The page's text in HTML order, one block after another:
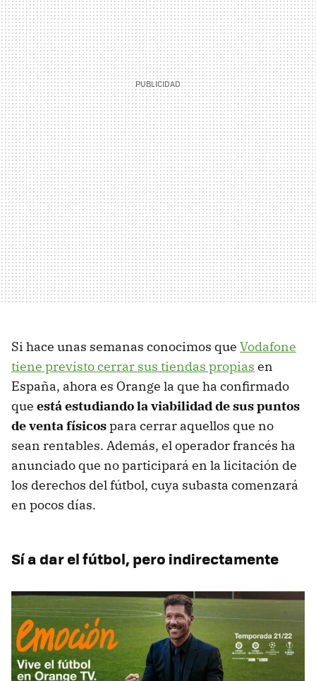
Si hace unas semanas conocimos que Vodafone
tiene previsto cerrar sus tiendas propias en
España, ahora es Orange la que ha confirmado
que está estudiando la viabilidad de sus puntos
de venta físicospara cerrar aquellos que no
sean rentables. Además, el operador francés ha
anunciado que no participará en la licitación de
los derechos del fútbol, cuya subasta comenzará
en pocos días.
Sí a dar el fútbol, pero indirectamente